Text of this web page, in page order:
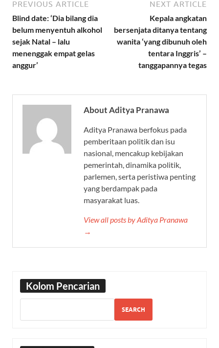
PREVIOUS ARTICLE
Blind date: ‘Dia bilang dia
belum menyentuh alkohol
sejak Natal – lalu
menenggak empat gelas
anggur’
NEXT ARTICLE
Kepala angkatan
bersenjata ditanya tentang
wanita ‘yang dibunuh oleh
tentara Inggris’ –
tanggapannya tegas
About Aditya Pranawa
Aditya Pranawa berfokus pada
pemberitaan politik dan isu
nasional, mencakup kebijakan
pemerintah, dinamika politik,
parlemen, serta peristiwa penting
yang berdampak pada
masyarakat luas.
View all posts by Aditya Pranawa
→
Kolom Pencarian
SEARCH